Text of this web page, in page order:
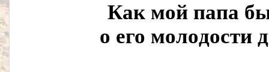
Как мой папа
o eго мoлoдоcти